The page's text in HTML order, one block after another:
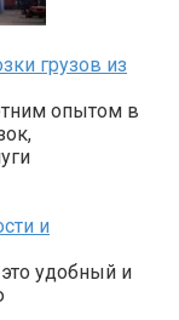
грузов из
опытом в
и
удобный и